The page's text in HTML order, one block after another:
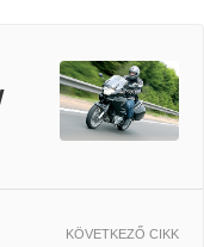
KÖVETKEZŐ CIKK